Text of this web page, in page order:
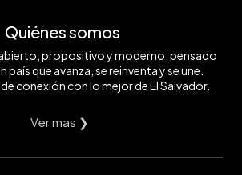
Quiénes somos
propositivo y moderno, pensado
país que avanza, se reinventa y se une.
conexión con lo mejor de El Salvador.
Ver mas ❯